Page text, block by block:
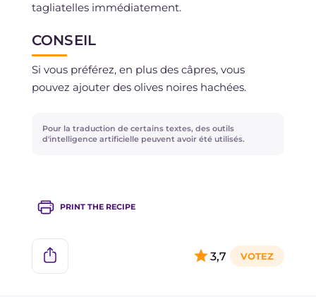
tagliatelles immédiatement.
CONSEIL
Si vous préférez, en plus des câpres, vous
pouvez ajouter des olives noires hachées.
Pour la traduction de certains textes, des outils
d'intelligence artificielle peuvent avoir été utilisés.
PRINT THE RECIPE
3,7